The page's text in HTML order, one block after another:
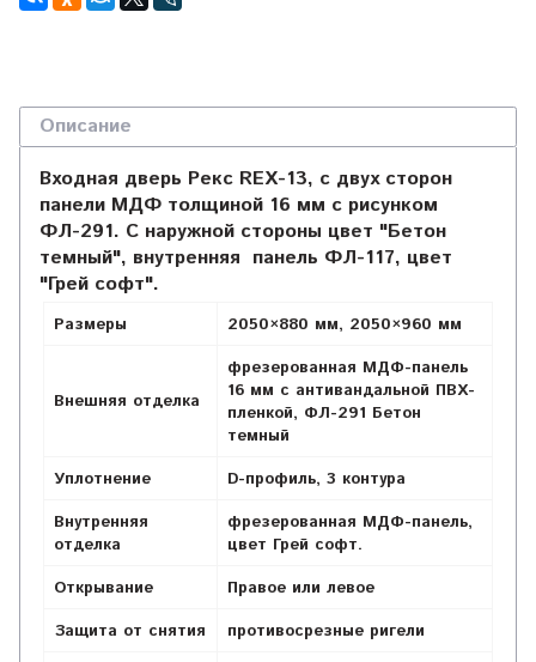
Описание
Входная дверь Рекс REX-13, с двух сторон
панели МДФ толщиной 16 мм с рисунком
ФЛ-291. С наружной стороны цвет "Бетон
темный", внутренняя панель ФЛ-117, цвет
"Грей софт".
Размеры 2050×880 мм, 2050×960 мм
Внешняя отделка
фрезерованная МДФ-панель
16 мм с антивандальной ПВХ-
пленкой, ФЛ-291 Бетон
темный
Уплотнение
D-профиль, 3 контура
Внутренняя
отделка
фрезерованная МДФ-панель,
цвет Грей софт.
Открывание
Правое или левое
Защита от снятия
противосрезные ригели